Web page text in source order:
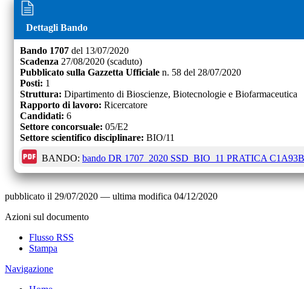
Dettagli Bando
Bando 1707 del 13/07/2020
Scadenza 27/08/2020 (scaduto)
Pubblicato sulla Gazzetta Ufficiale n. 58 del 28/07/2020
Posti: 1
Struttura: Dipartimento di Bioscienze, Biotecnologie e Biofarmaceutica
Rapporto di lavoro: Ricercatore
Candidati: 6
Settore concorsuale: 05/E2
Settore scientifico disciplinare: BIO/11
BANDO: bando DR 1707_2020 SSD_BIO_11 PRATICA
pubblicato il 29/07/2020 — ultima modifica 04/12/2020
Azioni sul documento
Flusso RSS
Stampa
Navigazione